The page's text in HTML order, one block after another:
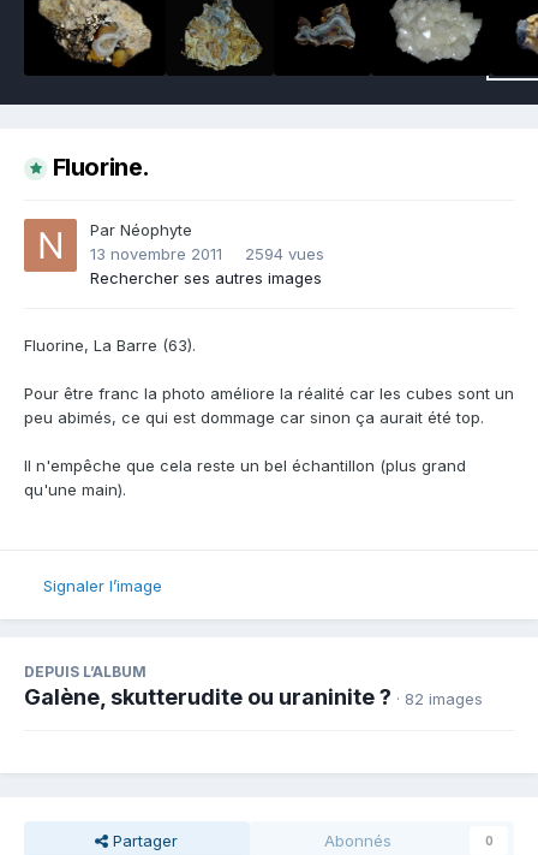
Fluorine.
Par Néophyte
13 novembre 2011
2594 vues
Rechercher ses autres images
Fluorine, La Barre (63).
Pour être franc la photo améliore la réalité car les cubes sont un
peu abimés, ce qui est dommage car sinon ça aurait été top.
Il n'empêche que cela reste un bel échantillon (plus grand
qu'une main).
Signaler l’image
DEPUIS L’ALBUM
Galène, skutterudite ou uraninite ? · 82 images
Partager Abonnés 0